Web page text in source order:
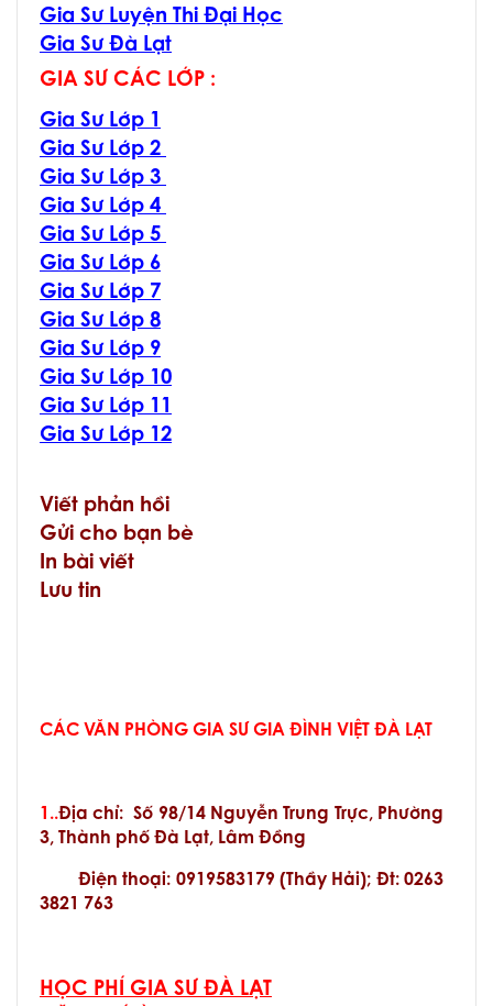
Gia Sư Luyện Thi Đại Học
Gia Sư Đà Lạt
GIA SƯ CÁC LỚP :
Gia Sư Lớp 1
Gia Sư Lớp 2
Gia Sư Lớp 3
Gia Sư Lớp 4
Gia Sư Lớp 5
Gia Sư Lớp 6
Gia Sư Lớp 7
Gia Sư Lớp 8
Gia Sư Lớp 9
Gia Sư Lớp 10
Gia Sư Lớp 11
Gia Sư Lớp 12
Viết phản hồi
Gửi cho bạn bè
In bài viết
Lưu tin
CÁC VĂN PHÒNG GIA SƯ GIA ĐÌNH VIỆT ĐÀ LẠT
1..Địa chỉ: Số 98/14 Nguyễn Trung Trực, Phường
3, Thành phố Đà Lạt, Lâm Đồng
Điện thoại: 0919583179 (Thầy Hải); Đt: 0263
3821 763
HỌC PHÍ GIA SƯ ĐÀ LẠT